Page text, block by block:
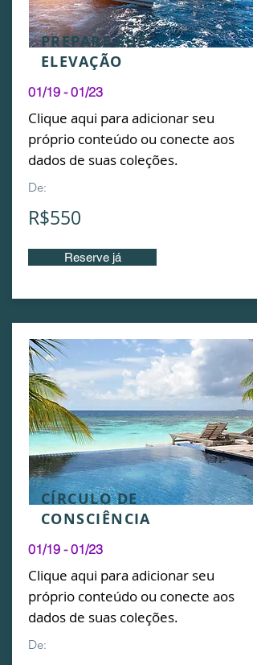
PREPARE SUA
ELEVAÇÃO
01/19 - 01/23
Clique aqui para adicionar seu
próprio conteúdo ou conecte aos
dados de suas coleções.
De:
R$550
Reserve já
CÍRCULO DE
CONSCIÊNCIA
01/19 - 01/23
Clique aqui para adicionar seu
próprio conteúdo ou conecte aos
dados de suas coleções.
De: